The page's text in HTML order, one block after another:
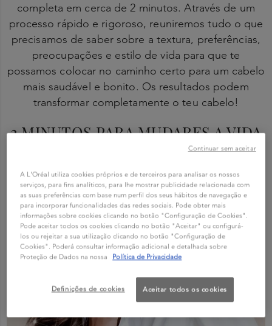
completa em cerca de 2 minutos. Através de um
processo rápido e rigoroso, reuniremos tudo o que
precisamos de saber sobre a textura, preferências,
preocupações e estilo de vida para que te
possamos colocar no caminho certo para um cabelo
mais saudável e bonito. Os resultados podem
transformar completamente o teu cabelo!
2 MINUTOS PARA MUDARES A VIDA
DO TEU CABELO!
A L'Oréal utiliza cookies próprios e de terceiros para analisar os nossos
serviços, para fins analíticos, para lhe mostrar publicidade relacionada com
as suas preferências com base num perfil dos seus hábitos de navegação e
para incorporar funcionalidades das redes sociais. Pode obter mais
informações sobre cookies clicando no botão "Configuração de Cookies".
Pode aceitar todos os cookies clicando no botão "Aceitar" ou configurá-
los ou rejeitar a sua utilização clicando no botão "Configuração de
Cookies". Poderá consultar informação adicional e detalhada sobre
Proteção de Dados na nossa
Política de Privacidade
Definições de cookies Aceitar todos os cookies
Continuar sem aceitar